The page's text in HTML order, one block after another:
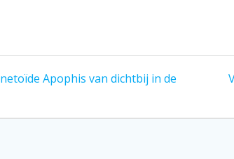
Apophis van dichtbij in de